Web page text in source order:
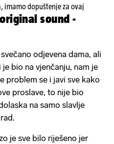
imamo dopuštenje za ovaj
sound -
odjevena dama, ali
bio na vjenčanju, nam je
problem se i javi sve kako
proslave, to nije bio
na samo slavlje
je sve bilo riješeno jer